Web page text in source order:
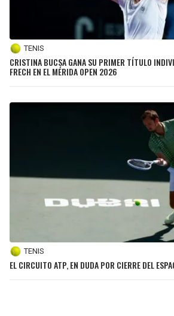
TENIS
CRISTINA BUCSA GANA SU PRIMER TÍTULO
FRECH EN EL MÉRIDA OPEN 2026
TENIS
EL CIRCUITO ATP, EN DUDA POR CIERRE DEL